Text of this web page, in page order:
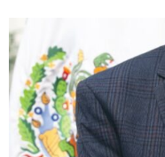
Editorial
Nacional
Colaboradores